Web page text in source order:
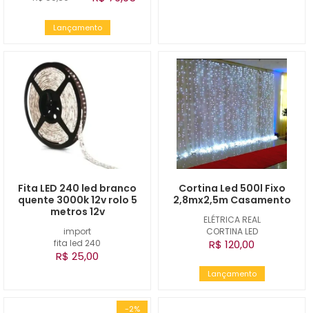
Lançamento
import
fita led 240
Fita LED 240 led branco
quente 3000k 12v rolo 5
metros 12v
R$ 25,00
ELÉTRICA REAL
CORTINA LED
Cortina Led 500l Fixo
2,8mx2,5m Casamento
R$ 120,00
Lançamento
-2%